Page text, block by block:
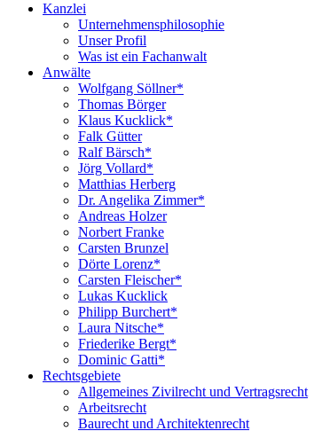
Kanzlei
Unternehmensphilosophie
Unser Profil
Was ist ein Fachanwalt
Anwälte
Wolfgang Söllner*
Thomas Börger
Klaus Kucklick*
Falk Gütter
Ralf Bärsch*
Jörg Vollard*
Matthias Herberg
Dr. Angelika Zimmer*
Andreas Holzer
Norbert Franke
Carsten Brunzel
Dörte Lorenz*
Carsten Fleischer*
Lukas Kucklick
Philipp Burchert*
Laura Nitsche*
Friederike Bergt*
Dominic Gatti*
Rechtsgebiete
Allgemeines Zivilrecht und Vertragsrecht
Arbeitsrecht
Baurecht und Architektenrecht